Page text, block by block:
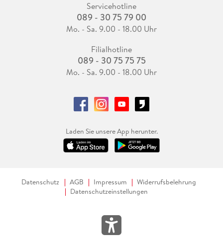
Servicehotline
089 - 30 75 79 00
Mo. - Sa. 9.00 - 18.00 Uhr
Filialhotline
089 - 30 75 75 75
Mo. - Sa. 9.00 - 18.00 Uhr
Laden Sie unsere App herunter.
Datenschutz AGB Impressum
Widerrufsbelehrung
Datenschutzeinstellungen